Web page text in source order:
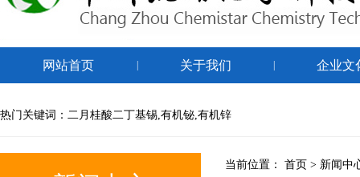
网站首页 关于我们 企业文
热门关键词：二月桂酸二丁基锡,有机铋,有机锌
当前位置： 首页 > 新闻中